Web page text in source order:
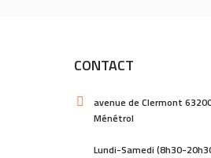
CONTACT
avenue de Clermont
Ménétrol
Lundi-Samedi (8h30-